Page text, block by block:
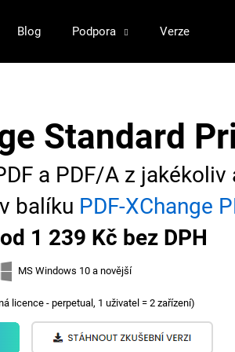
Blog Podpora Verze
Standard
a PDF/A z jakékoliv
balíku PDF-XChange
1 239 Kč bez DPH
MS Windows 10 a novější
licence - perpetual, 1 uživatel = 2 zařízení)
HLEDAT